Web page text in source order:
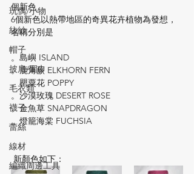
玩偶/小物
紡紗
帽子
披肩/圍巾
毛衣類
襪子
蕾絲
線材
編織周邊工具
個新色
6個新色以熱帶地區的奇異花卉植物為發想，
名稱分別是
。島嶼 ISLAND
。鹿角蕨 ELKHORN FERN
。罌粟花 POPPY
。沙漠玫瑰 DESERT ROSE
。金魚草 SNAPDRAGON
。燈籠海棠 FUCHSIA
新顏色如下：